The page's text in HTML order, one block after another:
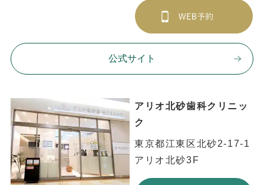
公式サイト
アリオ北砂歯科クリニッ
ク
東京都江東区北砂2-17-1
アリオ北砂3F